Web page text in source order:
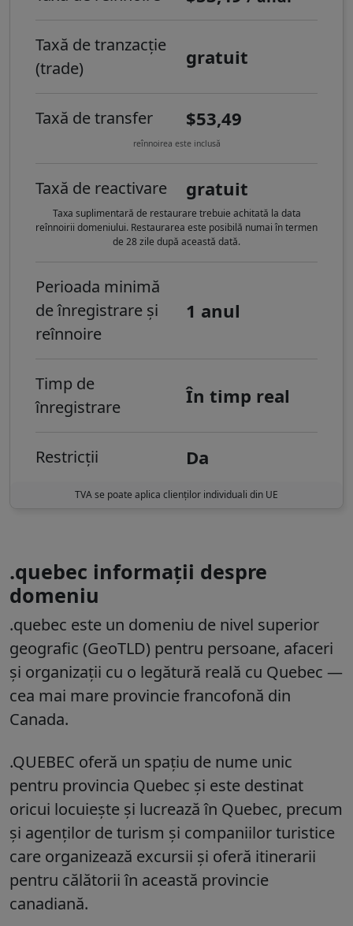
Taxă de tranzacție
(trade)
gratuit
Taxă de transfer $53,49
reînnoirea este inclusă
Taxă de reactivare gratuit
Taxa suplimentară de restaurare trebuie achitată la data
reînnoirii domeniului. Restaurarea este posibilă numai în termen
de 28 zile după această dată.
Perioada minimă
de înregistrare și
reînnoire
1 anul
Timp de
înregistrare
În timp real
Restricții Da
TVA se poate aplica clienților individuali din UE
.quebec informații despre
domeniu
.quebec este un domeniu de nivel superior
geografic (GeoTLD) pentru persoane, afaceri
și organizații cu o legătură reală cu Quebec —
cea mai mare provincie francofonă din
Canada.
.QUEBEC oferă un spațiu de nume unic
pentru provincia Quebec și este destinat
oricui locuiește și lucrează în Quebec, precum
și agenților de turism și companiilor turistice
care organizează excursii și oferă itinerarii
pentru călătorii în această provincie
canadiană.